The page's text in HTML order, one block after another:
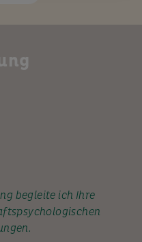
begleite ich Ihre